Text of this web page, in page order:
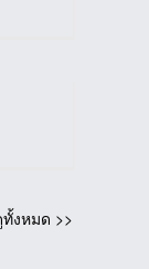
งหมด >>